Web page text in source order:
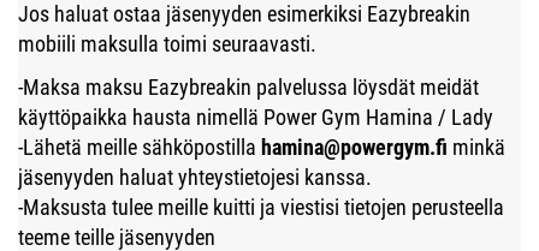
Jos haluat ostaa jäsenyyden esimerkiksi Eazybreakin
mobiili maksulla toimi seuraavasti.
-Maksa maksu Eazybreakin palvelussa löysdät meidät
käyttöpaikka hausta nimellä Power Gym Hamina / Lady
-Lähetä meille sähköpostilla hamina@powergym.fi minkä
jäsenyyden haluat yhteystietojesi kanssa.
-Maksusta tulee meille kuitti ja viestisi tietojen perusteella
teeme teille jäsenyyden